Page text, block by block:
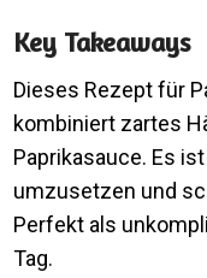
Key Takeaways
Dieses Rezept für
kombiniert zartes
Paprikasauce. Es
umzusetzen und
Perfekt als
Tag.